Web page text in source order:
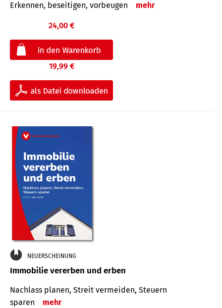
Erkennen, beseitigen, vorbeugen mehr
24,00 €
19,99 €
NEUERSCHEINUNG
Immobilie vererben und erben
Nachlass planen, Streit vermeiden, Steuern
sparen
mehr